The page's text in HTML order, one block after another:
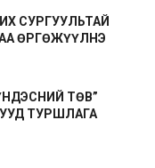
СУРГУУЛЬТАЙ
ӨРГӨЖҮҮЛНЭ
ТӨВ”
ТУРШЛАГА